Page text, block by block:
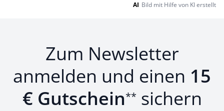
AI Bild mit Hilfe von KI erstellt
Zum Newsletter
anmelden und einen 15
€ Gutschein** sichern